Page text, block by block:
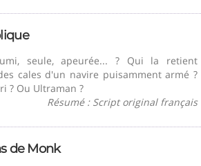
seule, apeurée... ? Qui la retient
cales d'un navire puisamment armé ?
? Ou Ultraman ?
Résumé : Script original français
de Monk